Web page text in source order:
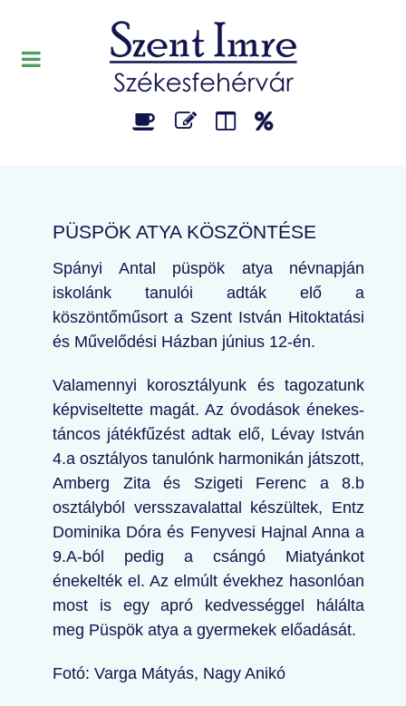
PÜSPÖK ATYA KÖSZÖNTÉSE
Spányi Antal püspök atya névnapján
iskolánk tanulói adták elő a
köszöntőműsort a Szent István Hitoktatási
és Művelődési Házban június 12-én.
Valamennyi korosztályunk és tagozatunk
képviseltette magát. Az óvodások énekes-
táncos játékfűzést adtak elő, Lévay István
4.a osztályos tanulónk harmonikán játszott,
Amberg Zita és Szigeti Ferenc a 8.b
osztályból versszavalattal készültek, Entz
Dominika Dóra és Fenyvesi Hajnal Anna a
9.A-ból pedig a csángó Miatyánkot
énekelték el. Az elmúlt évekhez hasonlóan
most is egy apró kedvességgel hálálta
meg Püspök atya a gyermekek előadását.
Fotó: Varga Mátyás, Nagy Anikó